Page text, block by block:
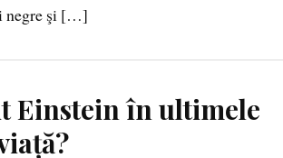
negre şi […]
Einstein în ultimele